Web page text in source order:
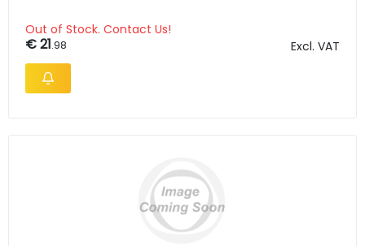
Out of Stock. Contact Us!
€ 21.98 Excl. VAT